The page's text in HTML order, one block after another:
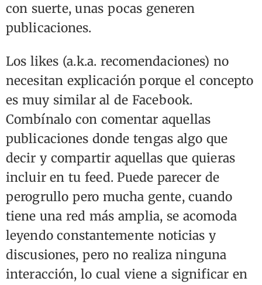
con suerte, unas pocas generen
publicaciones.
Los likes (a.k.a. recomendaciones) no
necesitan explicación porque el concepto
es muy similar al de Facebook.
Combínalo con comentar aquellas
publicaciones donde tengas algo que
decir y compartir aquellas que quieras
incluir en tu feed. Puede parecer de
perogrullo pero mucha gente, cuando
tiene una red más amplia, se acomoda
leyendo constantemente noticias y
discusiones, pero no realiza ninguna
interacción, lo cual viene a significar en